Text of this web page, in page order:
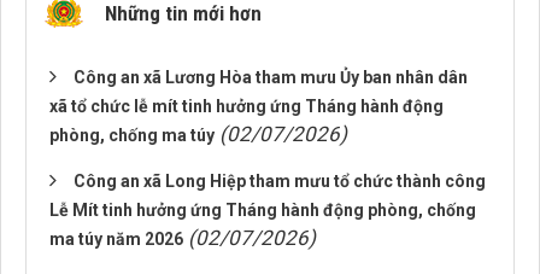
Những tin mới hơn
Công an xã Lương Hòa tham mưu Ủy ban nhân dân
xã tổ chức lễ mít tinh hưởng ứng Tháng hành động
phòng, chống ma túy (02/07/2026)
Công an xã Long Hiệp tham mưu tổ chức thành công
Lễ Mít tinh hưởng ứng Tháng hành động phòng, chống
ma túy năm 2026 (02/07/2026)